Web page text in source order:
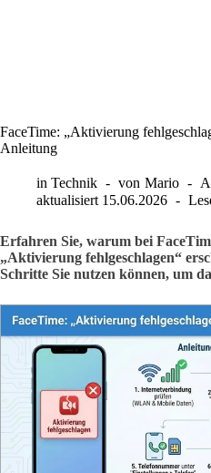
FaceTime: „Aktivierung
Anleitung
in Technik von Mario
aktualisiert 15.06.2026
Erfahren Sie, warum bei
„Aktivierung fehlgeschlagen“
Schritte Sie nutzen können, um